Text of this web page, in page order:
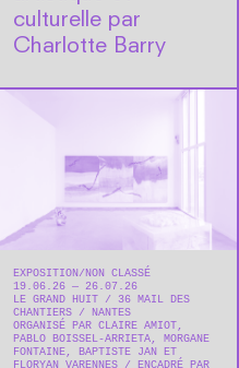
culturelle par
Charlotte Barry
EXPOSITION NON CLASSÉ
19.06.26 — 26.07.26
LE GRAND HUIT
36 MAIL DES
CHANTIERS
NANTES
ORGANISÉ PAR CLAIRE AMIOT,
PABLO BOISSEL-ARRIETA, MORGANE
FONTAINE, BAPTISTE JAN ET